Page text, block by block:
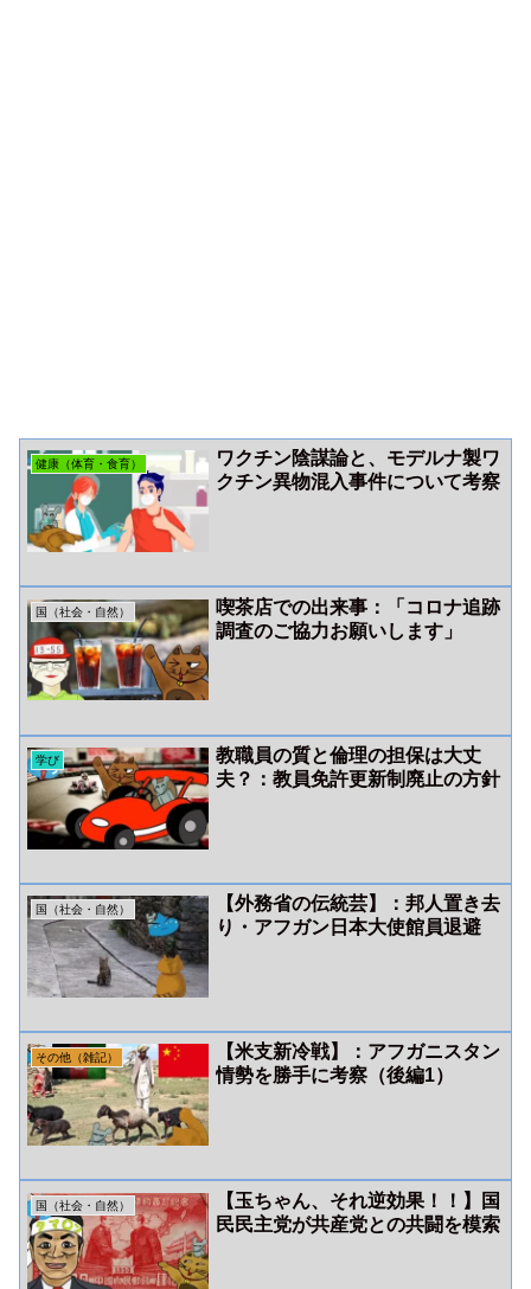
健康（体育・食育）
ワクチン陰謀論と、モデルナ製ワ
クチン異物混入事件について考察
国（社会・自然）
喫茶店での出来事：「コロナ追跡
調査のご協力お願いします」
学び
教職員の質と倫理の担保は大丈
夫？：教員免許更新制廃止の方針
国（社会・自然）
【外務省の伝統芸】：邦人置き去
り・アフガン日本大使館員退避
その他（雑記）
【米支新冷戦】：アフガニスタン
情勢を勝手に考察（後編1）
国（社会・自然）
【玉ちゃん、それ逆効果！！】国
民民主党が共産党との共闘を模索